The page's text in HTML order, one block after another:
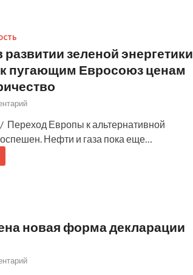
зеленой энергетики
пугающим Евросоюз ценам
Переход Европы к альтернативной
Нефти и газа пока еще…
новая форма декларации